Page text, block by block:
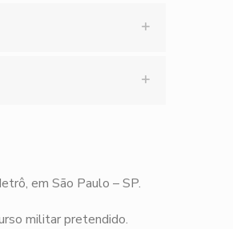
em São Paulo – SP.
militar pretendido.